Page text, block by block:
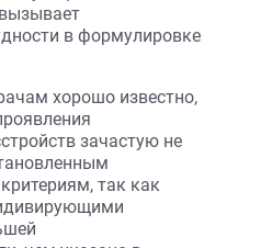
в формулировке
хорошо известно,
зачастую не
так как